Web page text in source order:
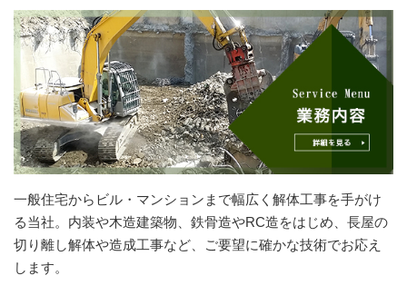
一般住宅からビル・マンションまで幅広く解体工事を手がけ
る当社。内装や木造建築物、鉄骨造やRC造をはじめ、長屋の
切り離し解体や造成工事など、ご要望に確かな技術でお応え
します。